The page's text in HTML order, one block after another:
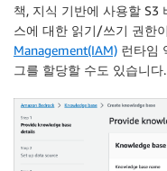
책, 지식 기반에 사용할 S3
스에 대한 읽기/쓰기 권한
Management(IAM) 런타임
그를 할당할 수도 있습니다.